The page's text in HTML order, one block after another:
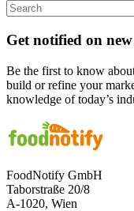
Get notified on
Be the first to know
build or refine your
knowledge of today’s
FoodNotify GmbH
Taborstraße 20/8
A-1020, Wien